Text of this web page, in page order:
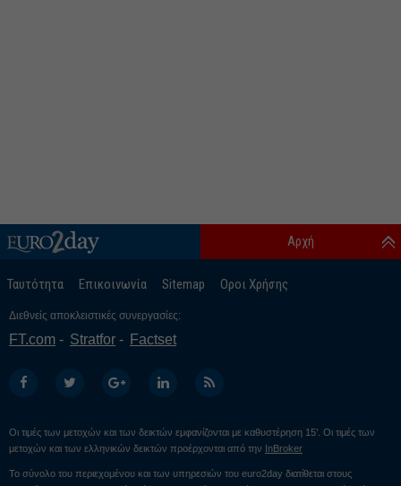
Ταυτότητα Επικοινωνία Sitemap Οροι Χρήσης
Αρχή
Διεθνείς αποκλειστικές συνεργασίες:
FT.com Stratfor Factset
Οι τιμές των μετοχών και των δεικτών εμφανίζονται με καθυστέρηση 15’. Οι τιμές των
μετοχών και των ελληνικών δεικτών προέρχονται από την InBroker
Το σύνολο του περιεχομένου και των υπηρεσιών του euro2day διατίθεται στους